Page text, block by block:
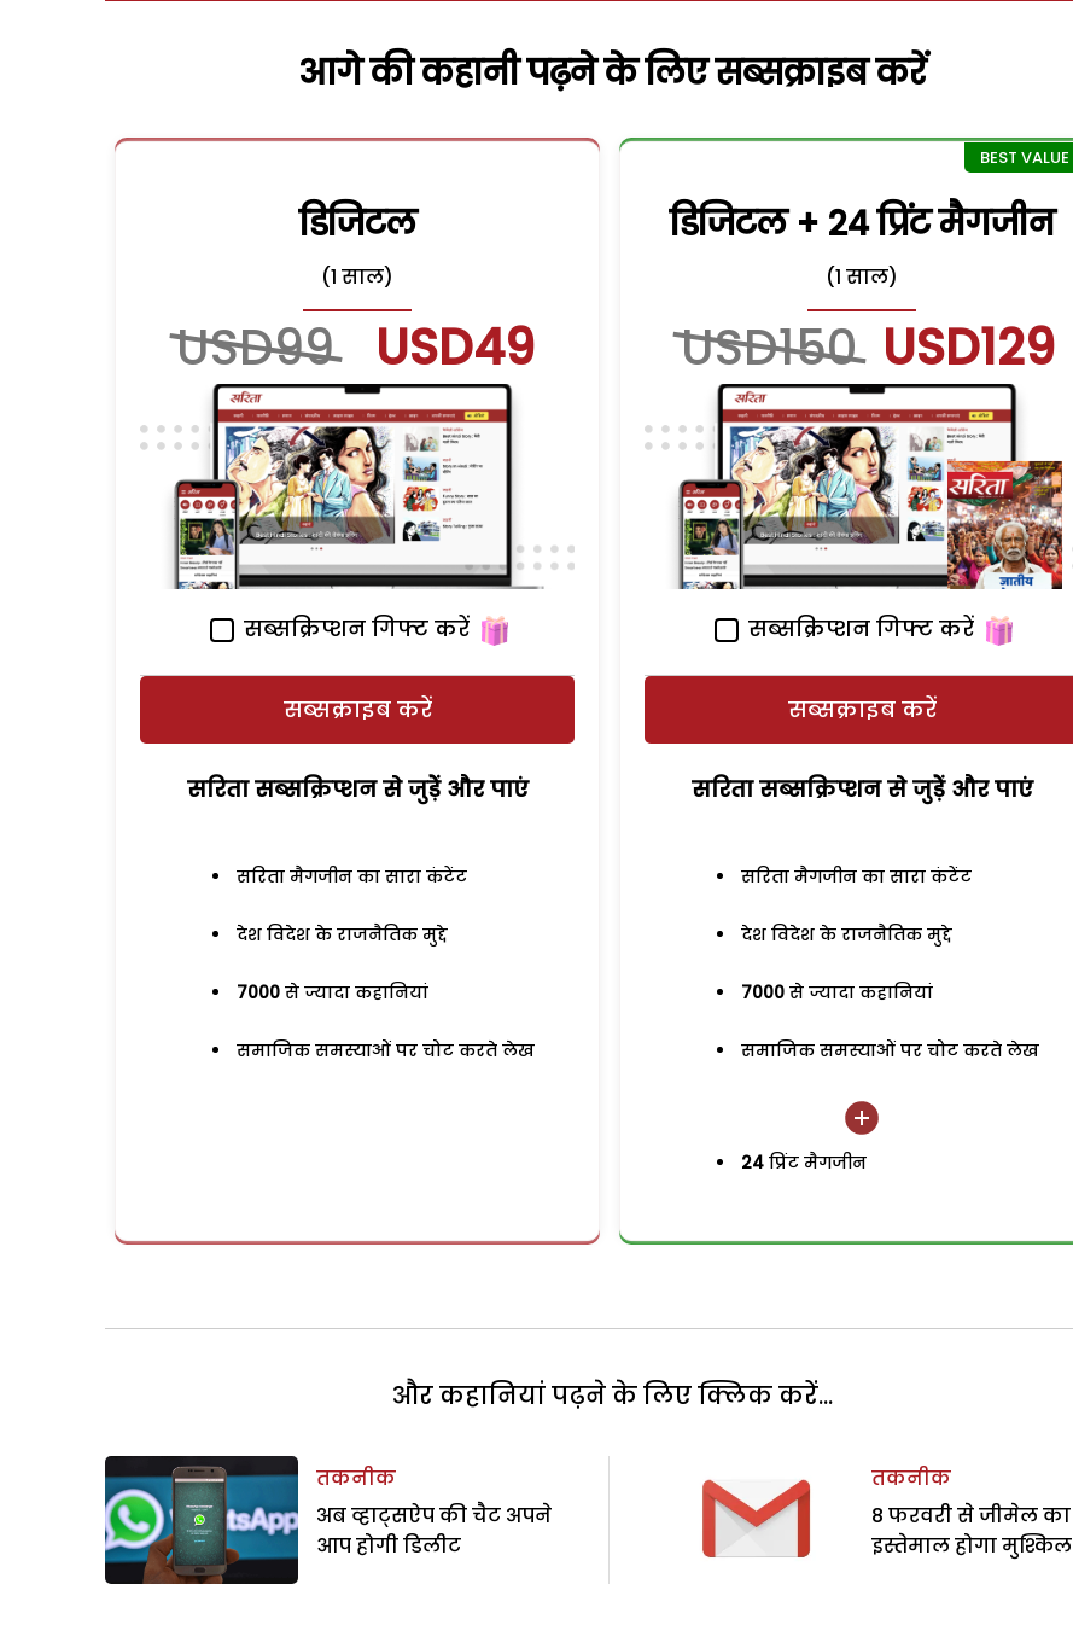
आगे की कहानी पढ़ने के लिए सब्सक्राइब करें
डिजिटल
(1 साल)
USD99 USD49
सब्सक्रिप्शन गिफ्ट करें
सब्सक्राइब करें
सरिता सब्सक्रिप्शन से जुड़ेें और पाएं
सरिता मैगजीन का सारा कंटेंट
देश विदेश के राजनैतिक मुद्दे
7000 से ज्यादा कहानियां
समाजिक समस्याओं पर चोट करते लेख
डिजिटल + 24 प्रिंट मैगजीन
(1 साल)
USD150 USD129
सब्सक्रिप्शन गिफ्ट करें
सब्सक्राइब करें
सरिता सब्सक्रिप्शन से जुड़ेें और पाएं
सरिता मैगजीन का सारा कंटेंट
देश विदेश के राजनैतिक मुद्दे
7000 से ज्यादा कहानियां
समाजिक समस्याओं पर चोट करते लेख
24 प्रिंट मैगजीन
और कहानियां पढ़ने के लिए क्लिक करें...
तकनीक
अब व्हाट्सऐप की चैट अपने
आप होगी डिलीट
तकनीक
8 फरवरी से जीमेल का
इस्तेमाल होगा मुश्किल